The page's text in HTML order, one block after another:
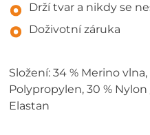
Drží tvar a nikdy se
Doživotní záruka
Složení: 34 % Merino
Polypropylen, 30 %
Elastan